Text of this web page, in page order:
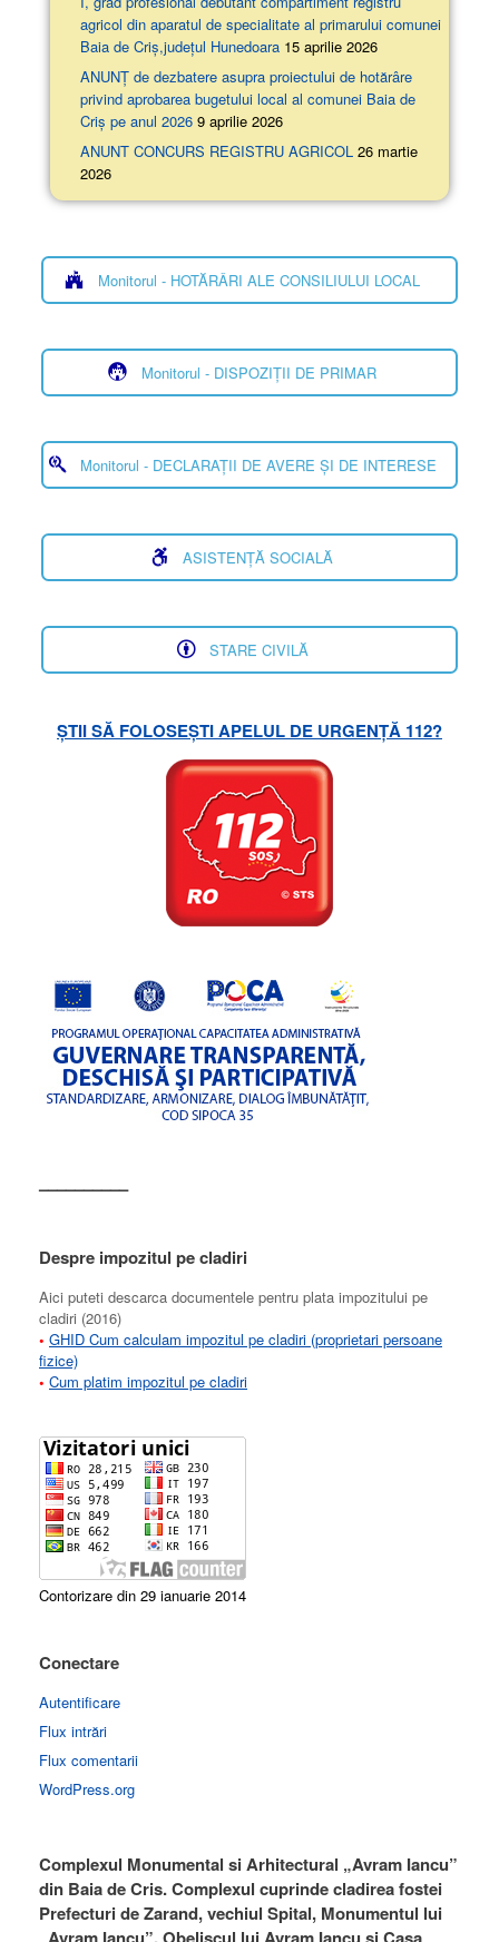
agricol din aparatul de specialitate al primarului comunei
Baia de Criș,județul Hunedoara 15 aprilie 2026
ANUNȚ de dezbatere asupra proiectului de hotărâre
privind aprobarea bugetului local al comunei Baia de
Criș pe anul 2026 9 aprilie 2026
ANUNT CONCURS REGISTRU AGRICOL 26 martie
2026
Monitorul - HOTĂRÂRI ALE CONSILIULUI LOCAL
Monitorul - DISPOZIȚII DE PRIMAR
Monitorul - DECLARAȚII DE AVERE ȘI DE INTERESE
ASISTENȚĂ SOCIALĂ
STARE CIVILĂ
ȘTII SĂ FOLOSEȘTI APELUL DE URGENȚĂ 112?
––––––––––
Despre impozitul pe cladiri
Aici puteti descarca documentele pentru plata impozitului pe
cladiri (2016)
• GHID Cum calculam impozitul pe cladiri (proprietari persoane
fizice)
• Cum platim impozitul pe cladiri
Contorizare din 29 ianuarie 2014
Conectare
Autentificare
Flux intrări
Flux comentarii
WordPress.org
Complexul Monumental si Arhitectural „Avram Iancu”
din Baia de Cris. Complexul cuprinde cladirea fostei
Prefecturi de Zarand, vechiul Spital, Monumentul lui